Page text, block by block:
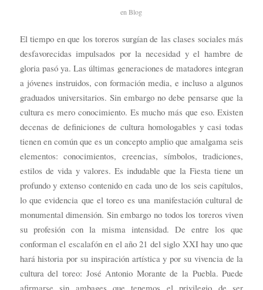
enBlog
El tiempo en que los toreros surgían de las clases sociales más
desfavorecidas impulsados por la necesidad y el hambre de
gloria pasó ya. Las últimas generaciones de matadores integran
a jóvenes instruidos, con formación media, e incluso a algunos
graduados universitarios. Sin embargo no debe pensarse que la
cultura es mero conocimiento. Es mucho más que eso. Existen
decenas de definiciones de cultura homologables y casi todas
tienen en común que es un concepto amplio que amalgama seis
elementos: conocimientos, creencias, símbolos, tradiciones,
estilos de vida y valores. Es indudable que la Fiesta tiene un
profundo y extenso contenido en cada uno de los seis capítulos,
lo que evidencia que el toreo es una manifestación cultural de
monumental dimensión. Sin embargo no todos los toreros viven
su profesión con la misma intensidad. De entre los que
conforman el escalafón en el año 21 del siglo XXI hay uno que
hará historia por su inspiración artística y por su vivencia de la
cultura del toreo: José Antonio Morante de la Puebla. Puede
afirmarse sin ambages que tenemos el privilegio de ser